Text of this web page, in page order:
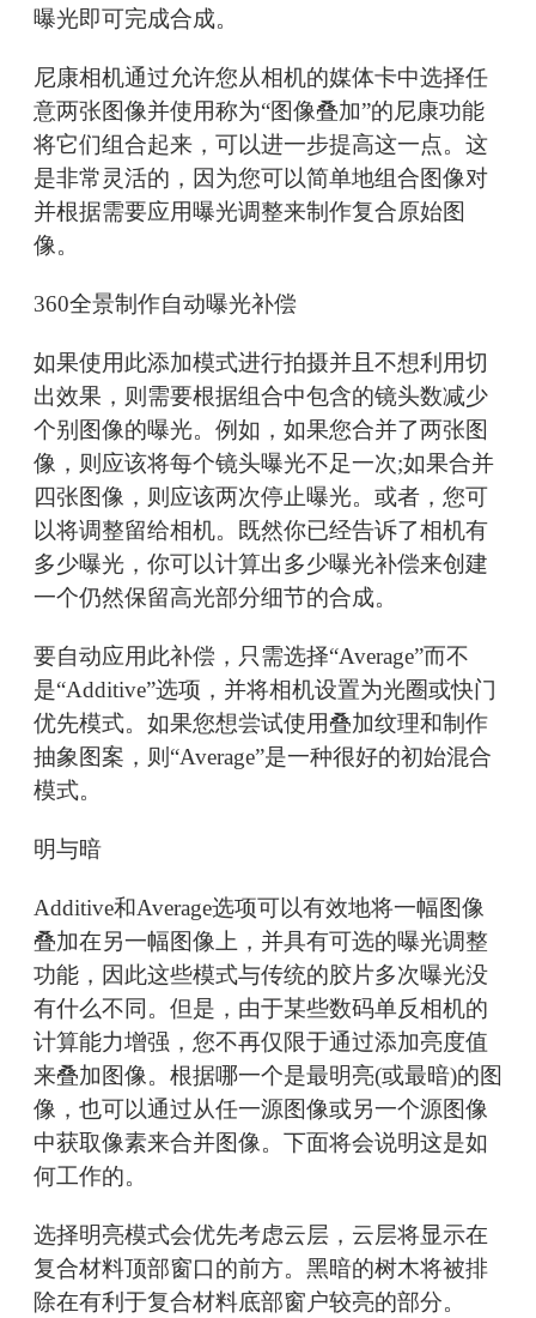
曝光即可完成合成。
尼康相机通过允许您从相机的媒体卡中选择任
意两张图像并使用称为“图像叠加”的尼康功能
将它们组合起来，可以进一步提高这一点。这
是非常灵活的，因为您可以简单地组合图像对
并根据需要应用曝光调整来制作复合原始图
像。
360全景制作自动曝光补偿
如果使用此添加模式进行拍摄并且不想利用切
出效果，则需要根据组合中包含的镜头数减少
个别图像的曝光。例如，如果您合并了两张图
像，则应该将每个镜头曝光不足一次;如果合并
四张图像，则应该两次停止曝光。或者，您可
以将调整留给相机。既然你已经告诉了相机有
多少曝光，你可以计算出多少曝光补偿来创建
一个仍然保留高光部分细节的合成。
要自动应用此补偿，只需选择“Average”而不
是“Additive”选项，并将相机设置为光圈或快门
优先模式。如果您想尝试使用叠加纹理和制作
抽象图案，则“Average”是一种很好的初始混合
模式。
明与暗
Additive和Average选项可以有效地将一幅图像
叠加在另一幅图像上，并具有可选的曝光调整
功能，因此这些模式与传统的胶片多次曝光没
有什么不同。但是，由于某些数码单反相机的
计算能力增强，您不再仅限于通过添加亮度值
来叠加图像。根据哪一个是最明亮(或最暗)的图
像，也可以通过从任一源图像或另一个源图像
中获取像素来合并图像。下面将会说明这是如
何工作的。
选择明亮模式会优先考虑云层，云层将显示在
复合材料顶部窗口的前方。黑暗的树木将被排
除在有利于复合材料底部窗户较亮的部分。